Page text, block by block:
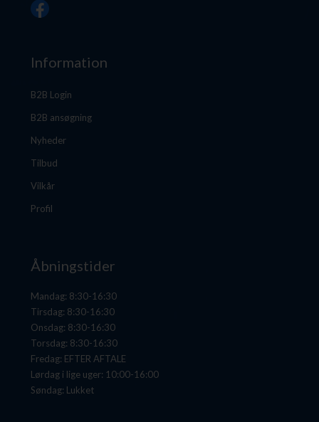
Information
B2B Login
B2B ansøgning
Nyheder
Tilbud
Vilkår
Profil
Åbningstider
Mandag: 8:30-16:30
Tirsdag: 8:30-16:30
Onsdag: 8:30-16:30
Torsdag: 8:30-16:30
Fredag: EFTER AFTALE
Lørdag i lige uger: 10:00-16:00
Søndag: Lukket